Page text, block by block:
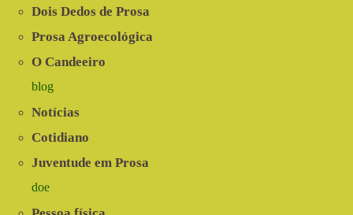
Dois Dedos de Prosa
Prosa Agroecológica
O Candeeiro
blog
Notícias
Cotidiano
Juventude em Prosa
doe